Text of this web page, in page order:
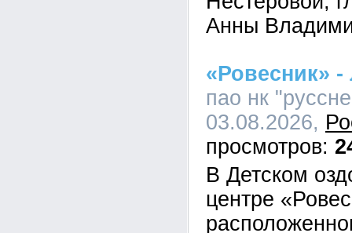
Анны
«Ровесник» -
пао нк
03.08.2026,
В Детском
центре